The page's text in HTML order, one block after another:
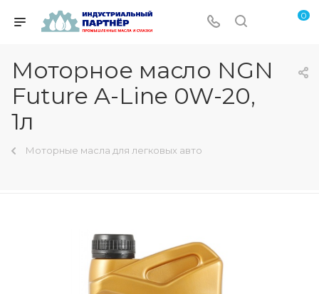
0
Моторное масло NGN
Future A-Line 0W-20,
1л
Моторные масла для легковых авто